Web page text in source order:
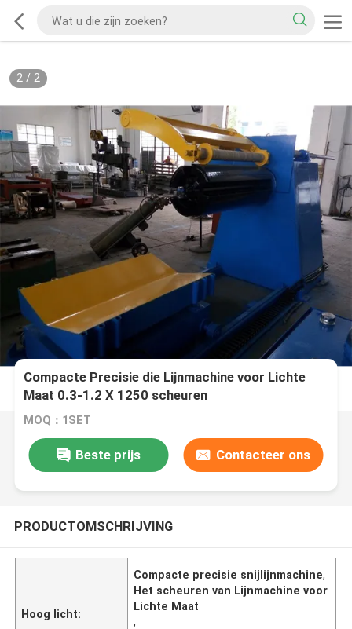
2/ 2
Compacte Precisie die Lijnmachine voor Lichte
Maat 0.3-1.2 X 1250 scheuren
MOQ：1SET
Beste prijs Contacteer ons
PRODUCTOMSCHRIJVING
Hoog licht:
Compacte precisie snijlijnmachine,
Het scheuren van Lijnmachine voor
Lichte Maat
,